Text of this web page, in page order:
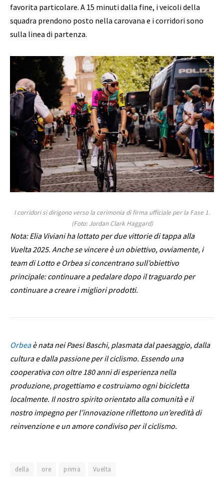
favorita particolare. A 15 minuti dalla fine, i veicoli della
squadra prendono posto nella carovana e i corridori sono
sulla linea di partenza.
I corridori si dirigono verso la cerimonia di firma ufficiale per la Fase 1.
(Foto: Jordan Clark Haggard)
Nota: Elia Viviani ha lottato per due vittorie di tappa alla
Vuelta 2025. Anche se vincere è un obiettivo, ovviamente, i
team di Lotto e Orbea si concentrano sull’obiettivo
principale: continuare a pedalare dopo il traguardo per
continuare a creare i migliori prodotti.
Orbeaè nata nei Paesi Baschi, plasmata dal paesaggio, dalla
cultura e dalla passione per il ciclismo. Essendo una
cooperativa con oltre 180 anni di esperienza nella
produzione, progettiamo e costruiamo ogni bicicletta
localmente. Il nostro spirito orientato alla comunità e il
nostro impegno per l’innovazione riflettono un’eredità di
reinvenzione e un amore condiviso per il ciclismo.
della ore prima Vuelta